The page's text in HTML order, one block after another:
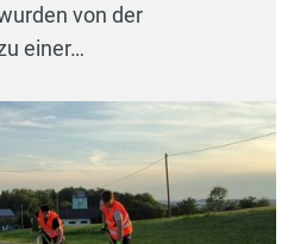
von der
einer…